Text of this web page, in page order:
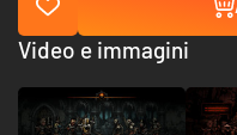
Video e immagini